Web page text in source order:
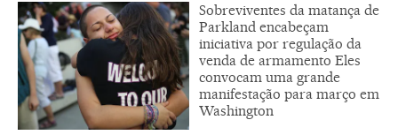
Sobreviventes da matança de
Parkland encabeçam
iniciativa por regulação da
venda de armamento Eles
convocam uma grande
manifestação para março em
Washington